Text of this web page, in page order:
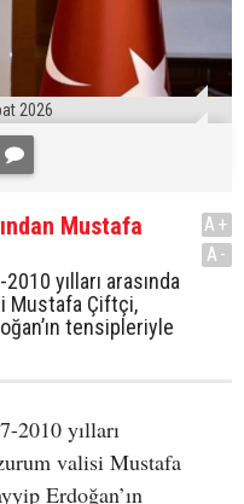
2026
Mustafa
yılları arasında
Mustafa Çiftçi,
tensipleriyle
A+
A-
2010 yılları
valisi Mustafa
Erdoğan’ın